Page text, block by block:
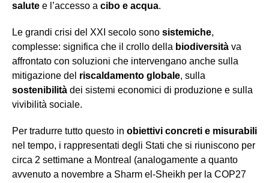
salute e l’accesso a cibo e acqua.
Le grandi crisi del XXI secolo sono sistemiche,
complesse: significa che il crollo della biodiversità va
affrontato con soluzioni che intervengano anche sulla
mitigazione del riscaldamento globale, sulla
sostenibilità dei sistemi economici di produzione e sulla
vivibilità sociale.
Per tradurre tutto questo in obiettivi concreti e misurabili
nel tempo, i rappresentati degli Stati che si riuniscono per
circa 2 settimane a Montreal (analogamente a quanto
avvenuto a novembre a Sharm el-Sheikh per la COP27